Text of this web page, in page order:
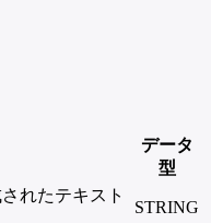
データ
型
れたテキスト
STRING